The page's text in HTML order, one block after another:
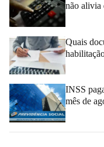
não alivia
Quais
INSS
mês de